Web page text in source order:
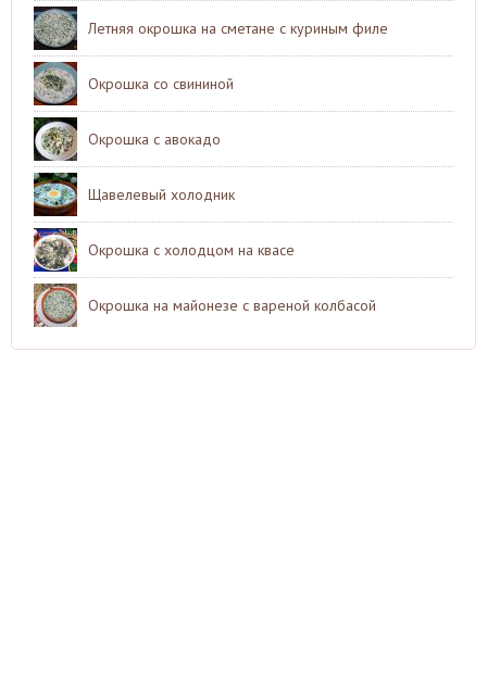
Летняя окрошка на сметане с куриным филе
Окрошка со свининой
Окрошка с авокадо
Щавелевый холодник
Окрошка с холодцом на квасе
Окрошка на майонезе с вареной колбасой